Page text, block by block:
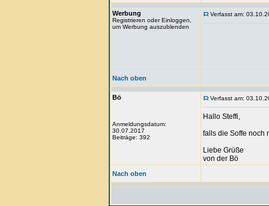
Werbung
Registrieren oder Einloggen,
um Werbung auszublenden
Verfasst am:
Nach oben
Bö
Anmeldungsdatum:
30.07.2017
Beiträge: 392
Verfasst am:
Hallo Steffi,
falls die Soffe noch
Liebe Grüße
von der Bö
Nach oben